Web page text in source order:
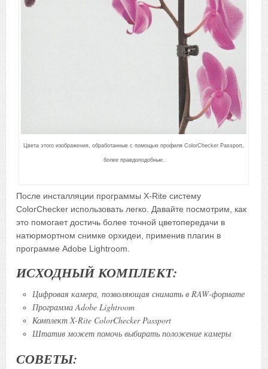
Цвета этого изображения, обработанные с помощью профиля ColorChecker Passport,
более правдоподобные.
После инсталляции программы X-Rite систему
ColorChecker использовать легко. Давайте посмотрим, как
это помогает достичь более точной цветопередачи в
натюрмортном снимке орхидеи, применив плагин в
программе Adobe Lightroom.
ИСХОДНЫЙ КОМПЛЕКТ:
Цифровая камера, позволяющая снимать в RAW-формате
Программа Adobe Lightroom
Комплект X-Rite ColorChecker Passport
Штатив может помочь выбирать положение камеры
СОВЕТЫ: